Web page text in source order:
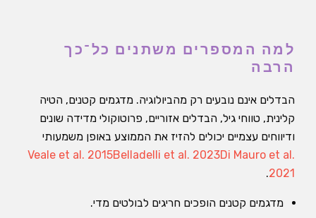
למה המספרים משתנים כל־כך
הרבה
הבדלים אינם נובעים רק מהביולוגיה. מדגמים קטנים, הטיה
קלינית, טווחי גיל, הבדלים אזוריים, פרוטוקולי מדידה שונים
ודיווחים עצמיים יכולים להזיז את הממוצע באופן משמעותי
Veale et al. 2015Belladelli et al. 2023Di Mauro et al.
2021
.
מדגמים קטנים הופכים חריגים לבולטים מדי.